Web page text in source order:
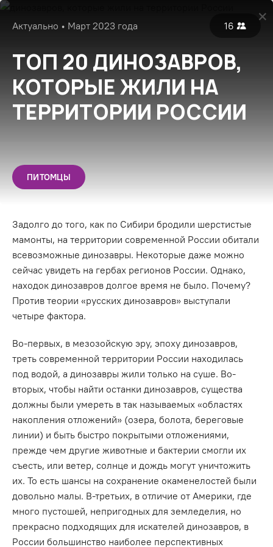
Войти
Актуально • Март 2023 года 16
ТОП 20 ДИНОЗАВРОВ,
КОТОРЫЕ ЖИЛИ НА
ТЕРРИТОРИИ РОССИИ
ПИТОМЦЫ
Задолго до того, как по Сибири бродили шерстистые
мамонты, на территории современной России обитали
всевозможные динозавры. Некоторые даже можно
сейчас увидеть на гербах регионов России. Однако,
находок динозавров долгое время не было. Почему?
Против теории «русских динозавров» выступали
четыре фактора.
Во-первых, в мезозойскую эру, эпоху динозавров,
треть современной территории России находилась
под водой, а динозавры жили только на суше. Во-
вторых, чтобы найти останки динозавров, существа
должны были умереть в так называемых «областях
накопления отложений» (озера, болота, береговые
линии) и быть быстро покрытыми отложениями,
прежде чем другие животные и бактерии смогли их
съесть, или ветер, солнце и дождь могут уничтожить
их. То есть шансы на сохранение окаменелостей были
довольно малы. В-третьих, в отличие от Америки, где
много пустошей, непригодных для земледелия, но
прекрасно подходящих для искателей динозавров, в
России большинство наиболее перспективных